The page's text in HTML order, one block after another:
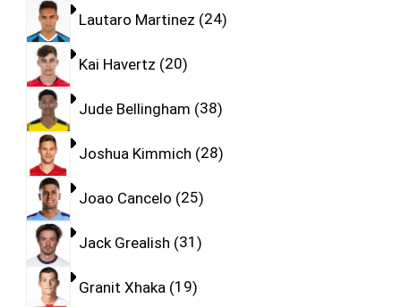
Lautaro Martinez 24
Kai Havertz 20
Jude Bellingham 38
Joshua Kimmich 28
Joao Cancelo 25
Jack Grealish 31
Granit Xhaka 19